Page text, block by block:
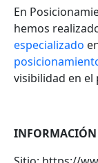
En
hemos
especializado
visibilidad en